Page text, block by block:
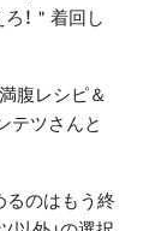
！＂着回し
腹レシピ＆
テツさんと
るのはもう終